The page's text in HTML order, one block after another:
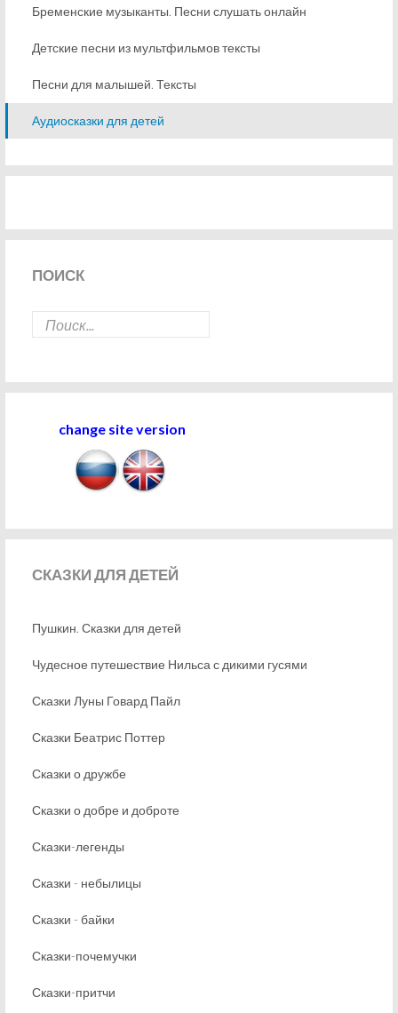
Бременские музыканты. Песни слушать онлайн
Детские песни из мультфильмов тексты
Песни для малышей. Тексты
Аудиосказки для детей
ПОИСК
change site version
СКАЗКИДЛЯ ДЕТЕЙ
Пушкин. Сказки для детей
Чудесное путешествие Нильса с дикими гусями
Сказки Луны Говард Пайл
Сказки Беатрис Поттер
Сказки о дружбе
Сказки о добре и доброте
Сказки-легенды
Сказки - небылицы
Сказки - байки
Сказки-почемучки
Сказки-притчи